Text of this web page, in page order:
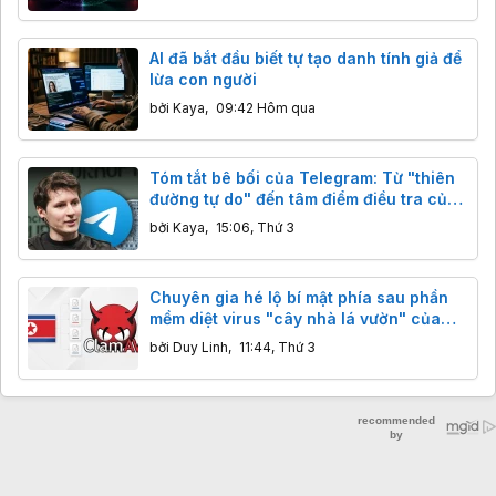
AI đã bắt đầu biết tự tạo danh tính giả để
lừa con người
bởi Kaya, 09:42 Hôm qua
Tóm tắt bê bối của Telegram: Từ "thiên
đường tự do" đến tâm điểm điều tra của
nhiều quốc gia
bởi Kaya, 15:06, Thứ 3
Chuyên gia hé lộ bí mật phía sau phần
mềm diệt virus "cây nhà lá vườn" của
Triều Tiên
bởi Duy Linh, 11:44, Thứ 3